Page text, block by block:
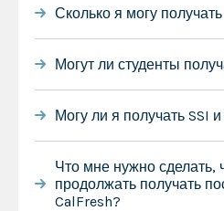
Сколько я могу
Могут ли студенты
Могу ли я получать SSI
Что мне нужно сделать,
продолжать получать
CalFresh?